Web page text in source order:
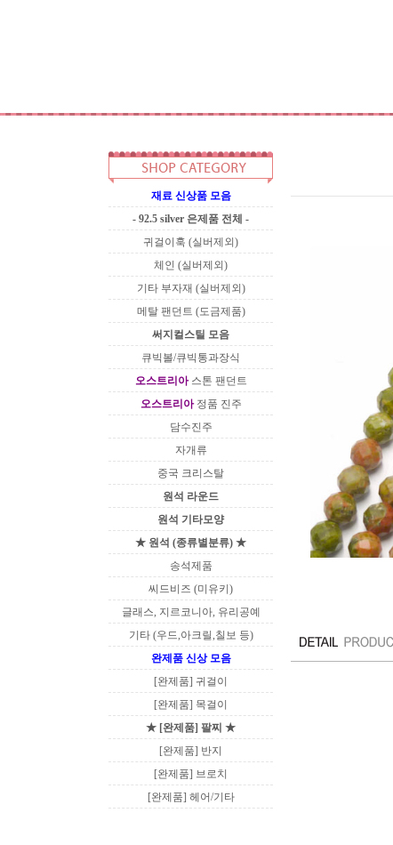
재료 신상품 모음
- 92.5 silver 은제품 전체 -
귀걸이훅 (실버제외)
체인 (실버제외)
기타 부자재 (실버제외)
메탈 팬던트 (도금제품)
써지컬스틸 모음
큐빅볼/큐빅통과장식
오스트리아스톤 팬던트
오스트리아정품 진주
담수진주
자개류
중국 크리스탈
원석 라운드
원석 기타모양
★ 원석 (종류별분류) ★
송석제품
씨드비즈 (미유키)
글래스, 지르코니아, 유리공예
기타 (우드,아크릴,칠보 등)
완제품 신상 모음
[완제품] 귀걸이
[완제품] 목걸이
★ [완제품] 팔찌 ★
[완제품] 반지
[완제품] 브로치
[완제품] 헤어/기타